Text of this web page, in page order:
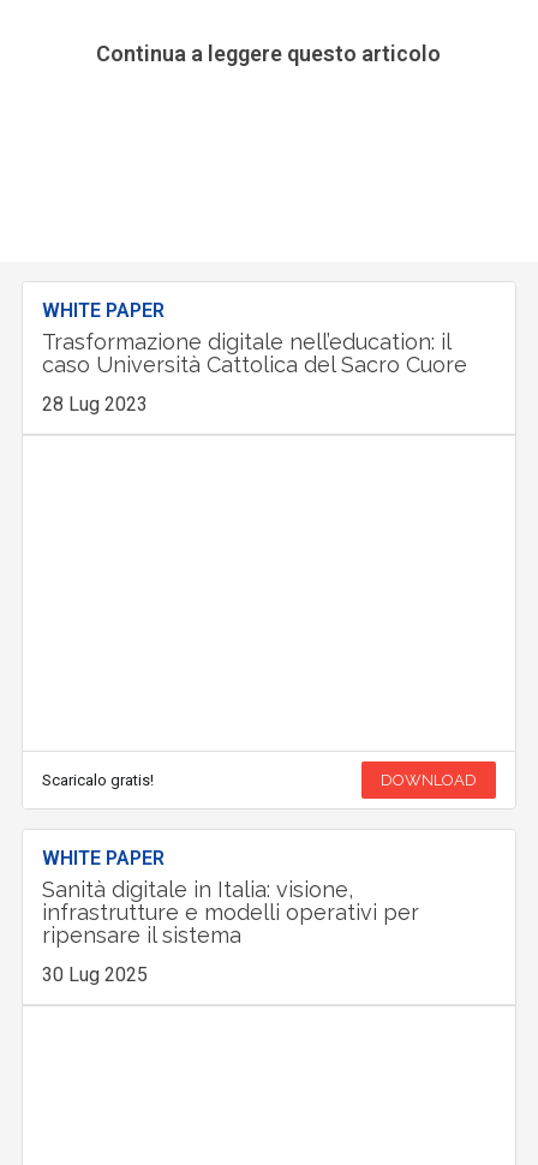
Continua a leggere questo articolo
WHITE PAPER
Trasformazione digitale nell’education: il
caso Università Cattolica del Sacro Cuore
28 Lug 2023
Scaricalo gratis! DOWNLOAD
WHITE PAPER
Sanità digitale in Italia: visione,
infrastrutture e modelli operativi per
ripensare il sistema
30 Lug 2025